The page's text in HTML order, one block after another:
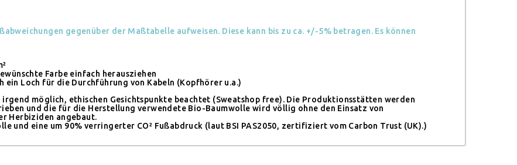
gegenüber der Maßtabelle aufweisen. Diese kann bis zu ca. +/-5% betragen. Es können
Farbe einfach herausziehen
Loch für die Durchführung von Kabeln (Kopfhörer u.a.)
möglich, ethischen Gesichtspunkte beachtet (Sweatshop free). Die Produktionsstätten werden
und die für die Herstellung verwendete Bio-Baumwolle wird völlig ohne den Einsatz von
Herbiziden angebaut.
und eine um 90% verringerter CO² Fußabdruck (laut BSI PAS2050, zertifiziert vom Carbon Trust (UK).)